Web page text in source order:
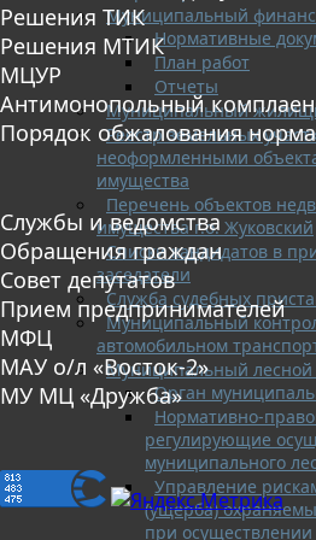
Муниципальный
Нормативные
План работ
Отчеты
Муниципальный
Реестр земельных
неоформленными
имущества
Перечень объектов
имущества г.о. Жуковский
Списки кандидатов в
заседатели
Служба судебных
Муниципальный
автомобильном
Муниципальный лесной
Орган
Нормативно-
регулирующие
муниципального
Управление
(ущерба)
при осуществлении
Решения ТИК
Решения МТИК
МЦУР
Антимонопольный
Порядок обжалования
Службы и ведомства
Обращения граждан
Совет депутатов
Прием предпринимателей
МФЦ
МАУ о/л «Восток-2»
МУ МЦ «Дружба»